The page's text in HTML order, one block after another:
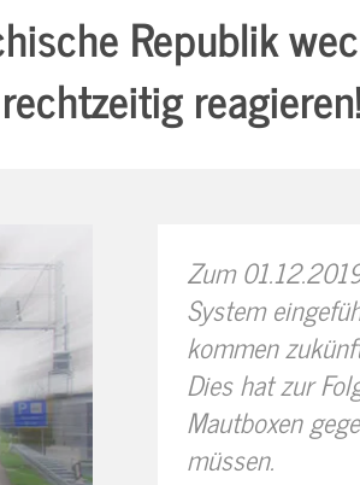
Republik
Zum
System
kommen
Dies hat zur
Mautboxen
müssen.